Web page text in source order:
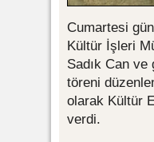
Cumartesi
Kültür İşleri
Sadık Can ve
töreni
olarak Kültür
verdi.